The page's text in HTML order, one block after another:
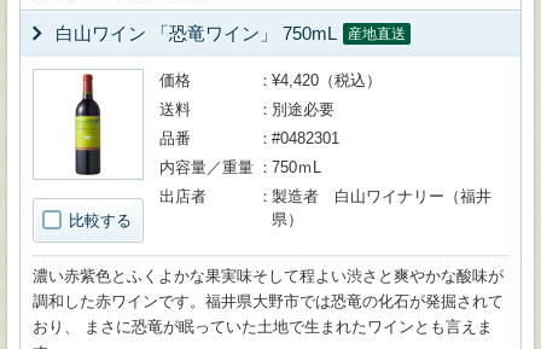
白山ワイン 「恐竜ワイン」 750mL 産地直送
比較する
価格
¥4,420（税込）
送料
別途必要
品番
#0482301
内容量／重量
750ｍL
出店者
製造者 白山ワイナリー（福井
県）
濃い赤紫色とふくよかな果実味そして程よい渋さと爽やかな酸味が
調和した赤ワインです。福井県大野市では恐竜の化石が発掘されて
おり、 まさに恐竜が眠っていた土地で生まれたワインとも言えま